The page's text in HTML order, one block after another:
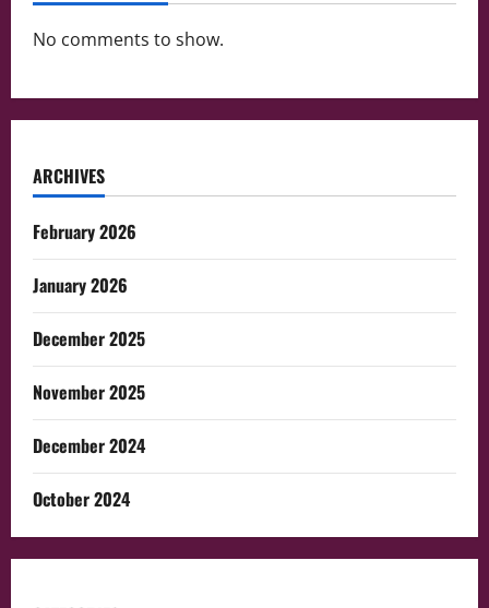
No comments to show.
ARCHIVES
February 2026
January 2026
December 2025
November 2025
December 2024
October 2024